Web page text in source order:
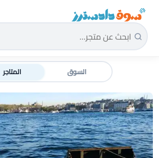
سوق دادسترز الرئيسية
السوق المتاجر